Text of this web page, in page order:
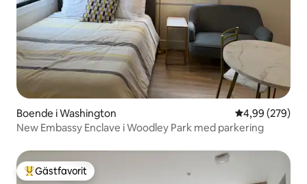
Boende i Washington 4,99 av 5 i
4,99 (279)
New Embassy Enclave i Woodley Park med parkering
Populär gästfavorit
Gästfavorit